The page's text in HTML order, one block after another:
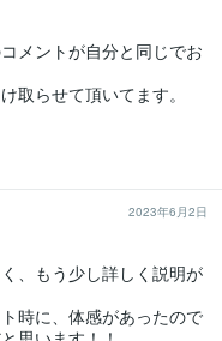
メントが自分と同じでお
取らせて頂いてます。
2023年6月2日
、もう少し詳しく説明が
時に、体感があったので